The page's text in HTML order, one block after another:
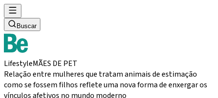
Buscar
LifestyleMÃES DE PET
Relação entre mulheres que tratam animais de estimação
como se fossem filhos reflete uma nova forma de enxergar os
vínculos afetivos no mundo moderno